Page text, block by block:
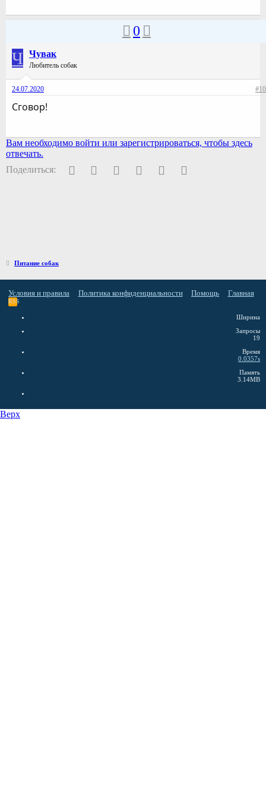
0
Ч Чувак
Любитель собак
24.07.2020 #10
Сговор!
Вам необходимо войти или зарегистрироваться, чтобы здесь
отвечать.
Поделиться:
FacebookTwitter PinterestWhatsAppЭлектронная почта
Питание собак
Условия и правила Политика конфиденциальности Помощь Главная
RSS
Ширина
Запросы
19
Время
0.0357s
Память
3.14MB
Верх